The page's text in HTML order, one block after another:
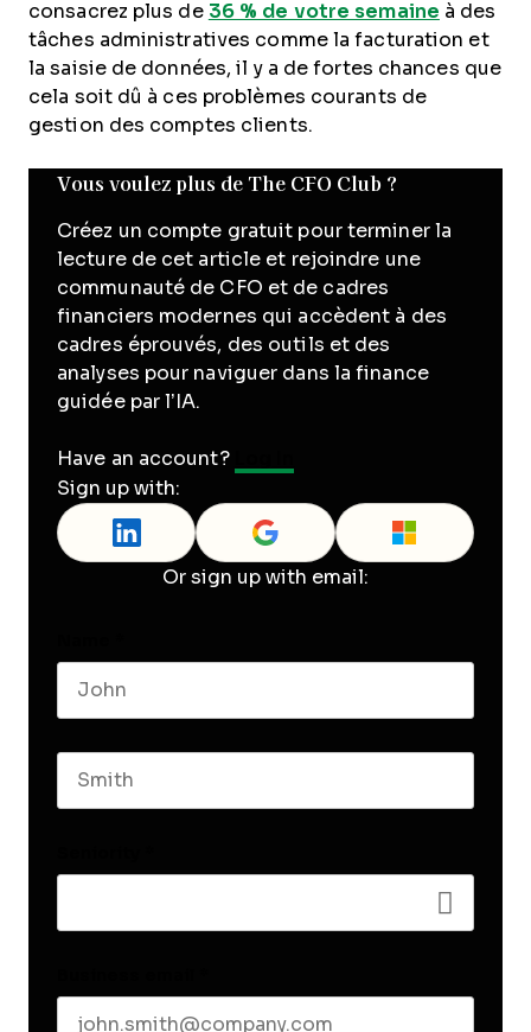
consacrez plus de 36 % de votre semaine à des
tâches administratives comme la facturation et
la saisie de données, il y a de fortes chances que
cela soit dû à ces problèmes courants de
gestion des comptes clients.
Vous voulez plus de The CFO Club ?
Créez un compte gratuit pour terminer la
lecture de cet article et rejoindre une
communauté de CFO et de cadres
financiers modernes qui accèdent à des
cadres éprouvés, des outils et des
analyses pour naviguer dans la finance
guidée par l’IA.
Have an account?
Sign up with:
Or sign up with email: